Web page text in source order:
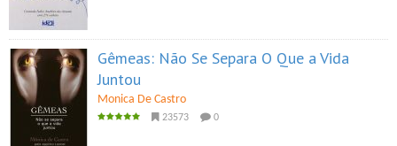
Gêmeas: Não Se Separa O Que a Vida
Juntou
Monica De Castro
23573 0